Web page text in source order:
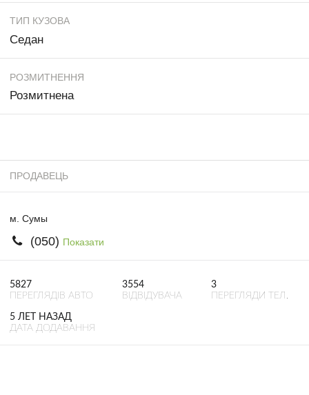
ТИП КУЗОВА
Седан
РОЗМИТНЕННЯ
Розмитнена
ПРОДАВЕЦЬ
м. Сумы
(050) Показати
5827
ПЕРЕГЛЯДІВ АВТО
3554
ВІДВІДУВАЧА
3
ПЕРЕГЛЯДИ ТЕЛ.
5 ЛЕТ НАЗАД
ДАТА ДОДАВАННЯ